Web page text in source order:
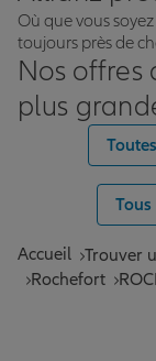
Où que vous
toujours près de
Nos offres
plus
Accueil Trouver
Rochefort